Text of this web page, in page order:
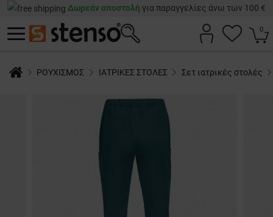
Δωρεάν αποστολή για παραγγελίες άνω των 100 €
0
ΡΟΥΧΙΣΜΟΣ ΙΑΤΡΙΚΕΣ ΣΤΟΛΕΣ Σετ ιατρικές στολές